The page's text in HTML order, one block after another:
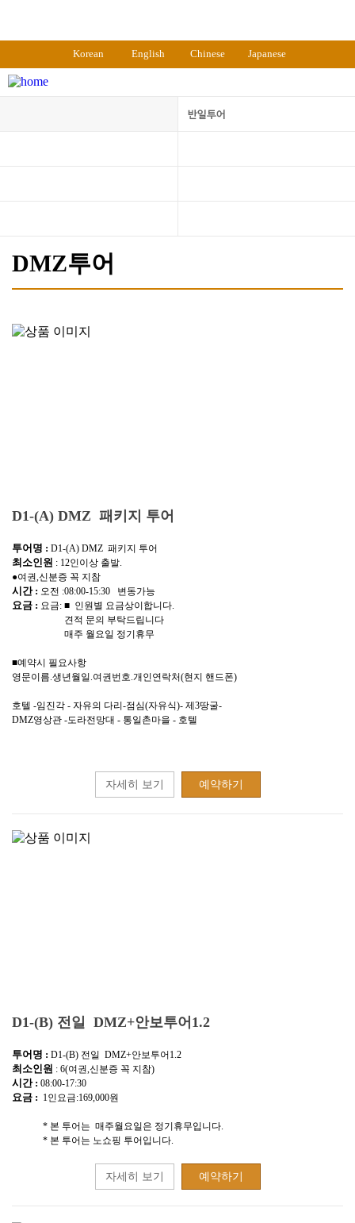
Korean English Chinese Japanese
DMZ투어
D1-(A) DMZ 패키지 투어
투어명 : D1-(A) DMZ 패키지 투어
최소인원 : 12인이상 출발.
●여권,신분증 꼭 지참
시간 : 오전 :08:00-15:30 변동가능
요금 : 요금: ■ 인원별 요금상이합니다.
견적 문의 부탁드립니다
매주 월요일 정기휴무
■예약시 필요사항
영문이름.생년월일.여권번호.개인연락처(현지 핸드폰)
호텔 -임진각 - 자유의 다리-점심(자유식)- 제3땅굴-
DMZ영상관 -도라전망대 - 통일촌마을 - 호텔
자세히 보기 예약하기
D1-(B) 전일 DMZ+안보투어1.2
투어명 : D1-(B) 전일 DMZ+안보투어1.2
최소인원 : 6(여권,신분증 꼭 지참)
시간 : 08:00-17:30
요금 : 1인요금:169,000원
* 본 투어는 매주월요일은 정기휴무입니다.
* 본 투어는 노쇼핑 투어입니다.
자세히 보기 예약하기